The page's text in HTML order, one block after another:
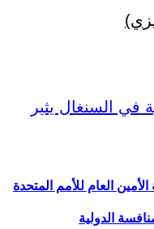
العام للأمم المتحدة
الدولية